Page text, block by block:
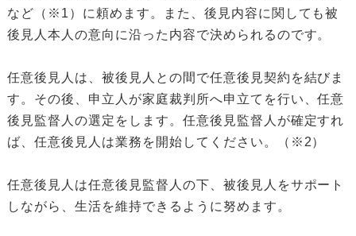
など（※1）に頼めます。また、後見内容に関しても被
後見人本人の意向に沿った内容で決められるのです。
任意後見人は、被後見人との間で任意後見契約を結びま
す。その後、申立人が家庭裁判所へ申立てを行い、任意
後見監督人の選定をします。任意後見監督人が確定すれ
ば、任意後見人は業務を開始してください。（※2）
任意後見人は任意後見監督人の下、被後見人をサポート
しながら、生活を維持できるように努めます。